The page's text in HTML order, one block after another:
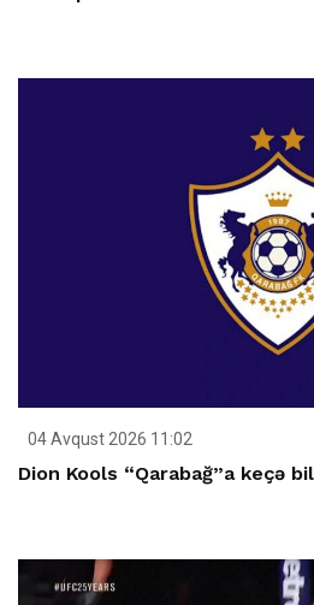
04 Avqust 2026 11:02
Dion Kools “Qarabağ”a keçə